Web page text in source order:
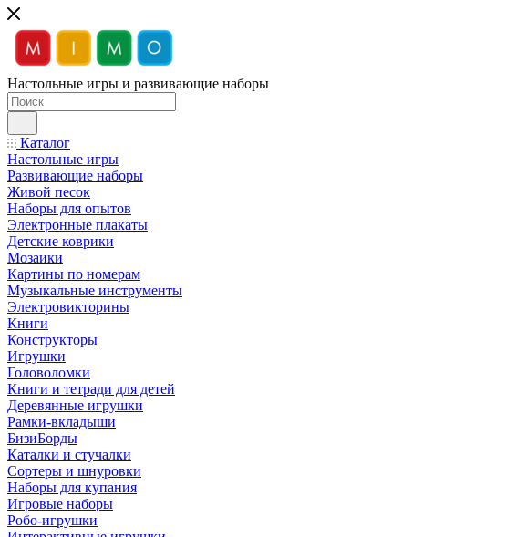
Настольные игры и развивающие наборы
Каталог
Настольные игры
Развивающие наборы
Живой песок
Наборы для опытов
Электронные плакаты
Детские коврики
Мозаики
Картины по номерам
Музыкальные инструменты
Электровикторины
Книги
Конструкторы
Игрушки
Головоломки
Книги и тетради для детей
Деревянные игрушки
Рамки-вкладыши
БизиБорды
Каталки и стучалки
Сортеры и шнуровки
Наборы для купания
Игровые наборы
Робо-игрушки